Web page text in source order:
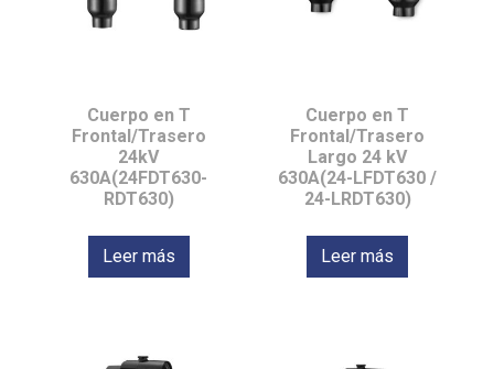
Cuerpo en T
Frontal/Trasero
24kV
630A(24FDT630-
RDT630)
Leer más
Cuerpo en T
Frontal/Trasero
Largo 24 kV
630A(24-LFDT630 /
24-LRDT630)
Leer más